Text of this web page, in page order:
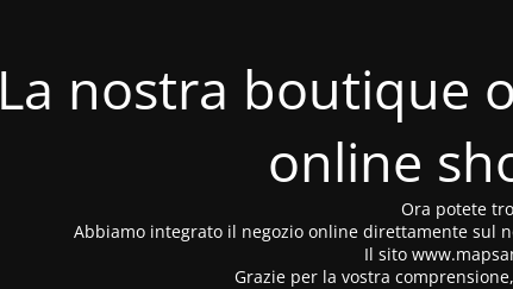
La nostra boutique
online
Ora potete
Abbiamo integrato il negozio online direttamente sul
Il sito
Grazie per la vostra